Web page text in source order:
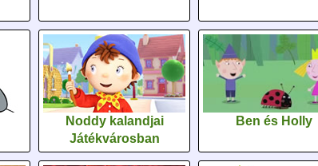
Noddy kalandjai
Játékvárosban
Ben és Holly